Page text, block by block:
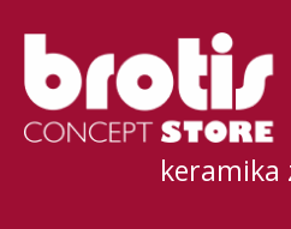
keramika